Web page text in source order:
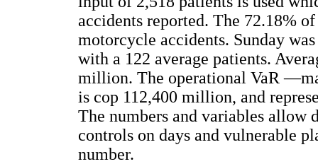
accidents reported. The 72.18%
motorcycle accidents. Sunday
with a 122 average patients.
million. The operational VaR
is cop 112,400 million, and
The numbers and variables allow
controls on days and vulnerable
number.